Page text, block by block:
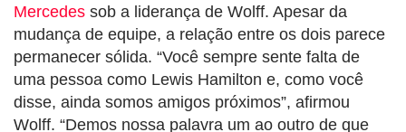
Mercedes sob a liderança de Wolff. Apesar da
mudança de equipe, a relação entre os dois parece
permanecer sólida. “Você sempre sente falta de
uma pessoa como Lewis Hamilton e, como você
disse, ainda somos amigos próximos”, afirmou
Wolff. “Demos nossa palavra um ao outro de que